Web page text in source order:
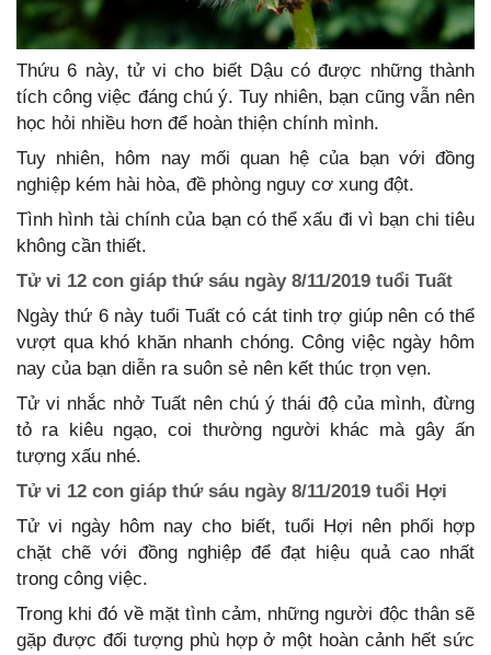
Thứu 6 này, tử vi cho biết Dậu có được những thành
tích công việc đáng chú ý. Tuy nhiên, bạn cũng vẫn nên
học hỏi nhiều hơn để hoàn thiện chính mình.
Tuy nhiên, hôm nay mối quan hệ của bạn với đồng
nghiệp kém hài hòa, đề phòng nguy cơ xung đột.
Tình hình tài chính của bạn có thể xấu đi vì bạn chi tiêu
không cần thiết.
Tử vi 12 con giáp thứ sáu ngày 8/11/2019 tuổi Tuất
Ngày thứ 6 này tuổi Tuất có cát tinh trợ giúp nên có thể
vượt qua khó khăn nhanh chóng. Công việc ngày hôm
nay của bạn diễn ra suôn sẻ nên kết thúc trọn vẹn.
Tử vi nhắc nhở Tuất nên chú ý thái độ của mình, đừng
tỏ ra kiêu ngạo, coi thường người khác mà gây ấn
tượng xấu nhé.
Tử vi 12 con giáp thứ sáu ngày 8/11/2019 tuổi Hợi
Tử vi ngày hôm nay cho biết, tuổi Hợi nên phối hợp
chặt chẽ với đồng nghiệp để đạt hiệu quả cao nhất
trong công việc.
Trong khi đó về mặt tình cảm, những người độc thân sẽ
gặp được đối tượng phù hợp ở một hoàn cảnh hết sức